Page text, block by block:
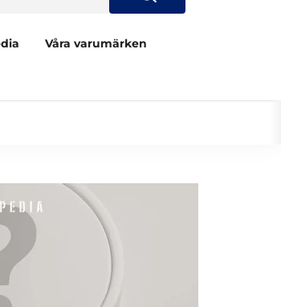
Våra varumärken